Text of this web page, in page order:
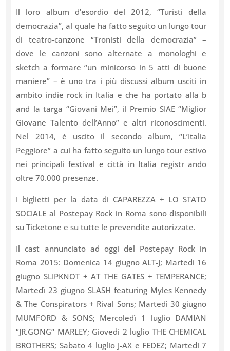
Il loro album d’esordio del 2012, “Turisti della
democrazia”, al quale ha fatto seguito un lungo tour
di teatro-canzone “Tronisti della democrazia” –
dove le canzoni sono alternate a monologhi e
sketch a formare “un minicorso in 5 atti di buone
maniere” – è uno tra i più discussi album usciti in
ambito indie rock in Italia e che ha portato alla b
and la targa “Giovani Mei”, il Premio SIAE “Miglior
Giovane Talento dell’Anno” e altri riconoscimenti.
Nel 2014, è uscito il secondo album, “L’Italia
Peggiore” a cui ha fatto seguito un lungo tour estivo
nei principali festival e città in Italia registr ando
oltre 70.000 presenze.
I biglietti per la data di CAPAREZZA + LO STATO
SOCIALE al Postepay Rock in Roma sono disponibili
su Ticketone e su tutte le prevendite autorizzate.
Il cast annunciato ad oggi del Postepay Rock in
Roma 2015: Domenica 14 giugno ALT-J; Martedì 16
giugno SLIPKNOT + AT THE GATES + TEMPERANCE;
Martedì 23 giugno SLASH featuring Myles Kennedy
& The Conspirators + Rival Sons; Martedì 30 giugno
MUMFORD & SONS; Mercoledì 1 luglio DAMIAN
“JR.GONG“ MARLEY; Giovedì 2 luglio THE CHEMICAL
BROTHERS; Sabato 4 luglio J-AX e FEDEZ; Martedì 7